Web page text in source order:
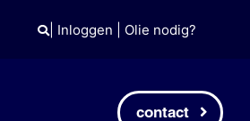
| Inloggen Olie nodig?
contact